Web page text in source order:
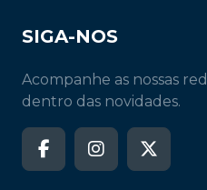
SIGA-NOS
Acompanhe as nossas
dentro das novidades.